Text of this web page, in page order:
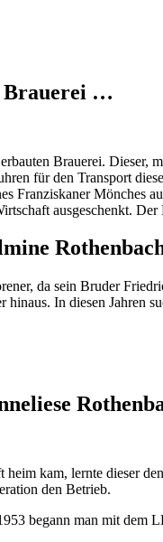
Brauerei …
Brauerei.
für den Transport
Franziskaner Mönches
ausgeschenkt.
da sein Bruder
hinaus. In diesen
kam, lernte dieser
den Betrieb.
begann man mit